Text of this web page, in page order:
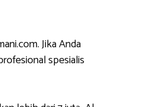
Jika Anda
spesialis